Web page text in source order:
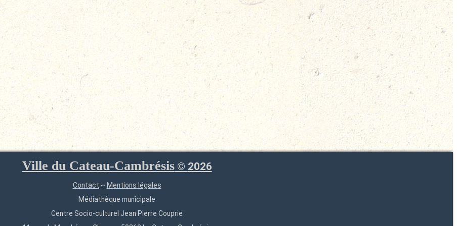
Ville du Cateau-Cambrésis© 2026
Contact ~ Mentions légales
Médiathèque municipale
Centre Socio-culturel Jean Pierre Couprie